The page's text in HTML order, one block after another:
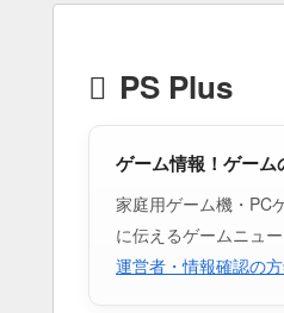
PS Plus
ゲーム情報！ゲーム
家庭用ゲーム機・PC
に伝えるゲームニュー
運営者・情報確認の